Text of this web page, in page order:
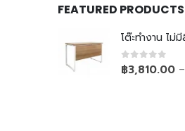
FEATURED PRODUCTS
0out of 5
฿3,810.00 –